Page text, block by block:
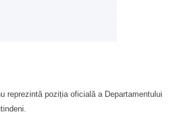
reprezintă poziția oficială a Departamentului